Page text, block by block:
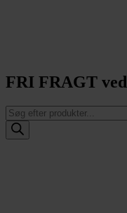
FRI FRAGT
Products
search